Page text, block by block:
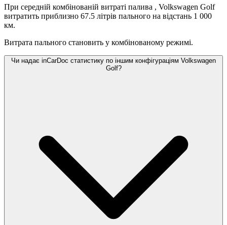
При середній комбінованій витраті палива , Volkswagen Golf
витратить приблизно 67.5 літрів пального на відстань 1 000
км.
Витрата пального становить у комбінованому режимі.
Чи надає inCarDoc статистику по іншим конфігураціям Volkswagen
Golf?